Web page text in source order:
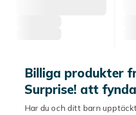
Billiga produkter
Surprise! att
Har du och ditt barn